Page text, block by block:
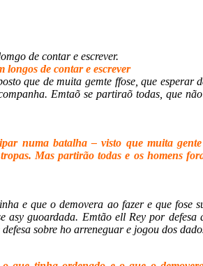
de contar e escrever.
longos de contar e escrever
que de muita gemte ffose, que esperar
Emtaõ se partiraõ todas, que
numa batalha – visto que muita
Mas partirão todas e os homens
e que o demovera ao fazer e que
guoardada. Emtão ell Rey por defesa
sobre ho arreneguar e jogou dos